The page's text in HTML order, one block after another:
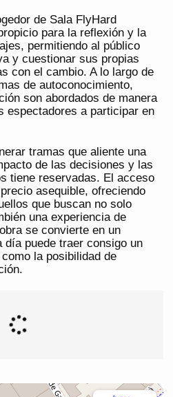
de Sala FlyHard
para la reflexión y la
permitiendo al público
y cuestionar sus propias
con el cambio. A lo largo de
de autoconocimiento,
son abordados de manera
espectadores a participar en
tramas que aliente una
de las decisiones y las
tiene reservadas. El acceso
asequible, ofreciendo
que buscan no solo
una experiencia de
se convierte en un
día puede traer consigo un
la posibilidad de